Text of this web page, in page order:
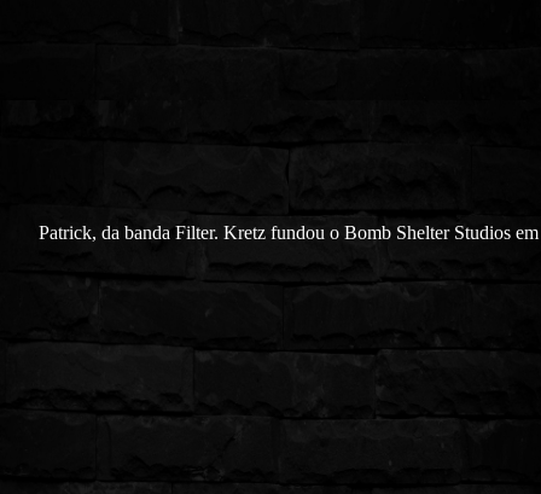
Patrick, da banda Filter. Kretz fundou o Bomb Shelter Studios